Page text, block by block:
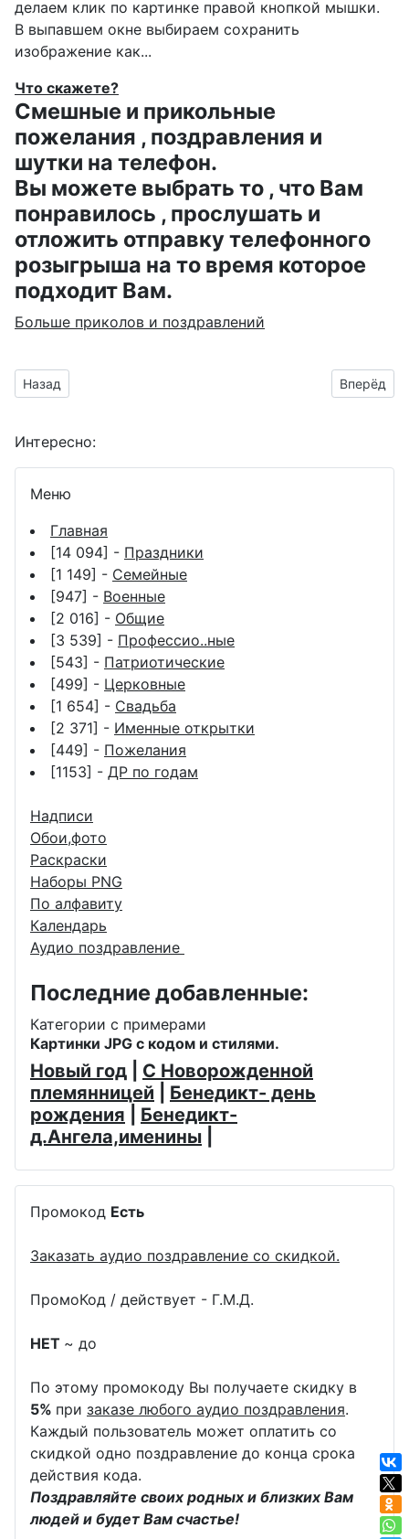
делаем клик по картинке правой кнопкой мышки.
В выпавшем окне выбираем сохранить
изображение как...
Что скажете?
Смешные и прикольные
пожелания , поздравления и
шутки на телефон.
Вы можете выбрать то , что Вам
понравилось , прослушать и
отложить отправку телефонного
розыгрыша на то время которое
подходит Вам.
Больше приколов и поздравлений
Предыдущий материал: анимашка для Артушка на днюшку
Назад Вперёд
Интересно:
Меню
Главная
[14 094] - Праздники
[1 149] - Семейные
[947] - Военные
[2 016] - Общие
[3 539] - Профессио..ные
[543] - Патриотические
[499] - Церковные
[1 654] - Свадьба
[2 371] - Именные открытки
[449] - Пожелания
[1153] - ДР по годам
Надписи
Обои,фото
Раскраски
Наборы PNG
По алфавиту
Календарь
Аудио поздравление
Последние добавленные:
Категории с примерами
Картинки JPG с кодом и стилями.
Новый год
С Новорожденной
племянницей
Бенедикт- день
рождения
Бенедикт-
д.Ангела,именины
Промокод Есть
Заказать аудио поздравление со скидкой.
ПромоКод / действует - Г.М.Д.
НЕТ ~ до
По этому промокоду Вы получаете скидку в
5% при заказе любого аудио поздравления.
Каждый пользователь может оплатить со
скидкой одно поздравление до конца срока
действия кода.
Поздравляйте своих родных и близких Вам
людей и будет Вам счастье!